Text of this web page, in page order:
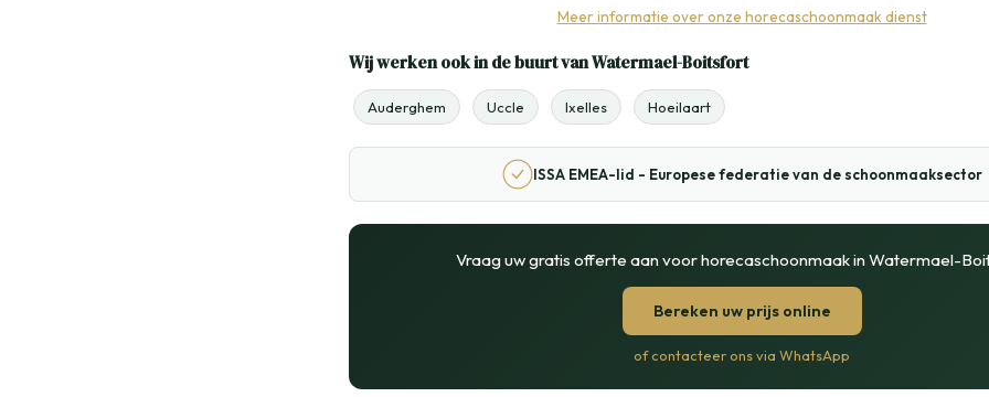
Meer informatie over onze horecaschoonmaak dienst
Wij werken ook in de buurt van Watermael-Boitsfort
Auderghem Uccle Ixelles Hoeilaart
ISSA EMEA-lid - Europese federatie van de schoonmaaksector
Vraag uw gratis offerte aan voor horecaschoonmaak in Watermael-
Bereken uw prijs online
of contacteer ons via WhatsApp